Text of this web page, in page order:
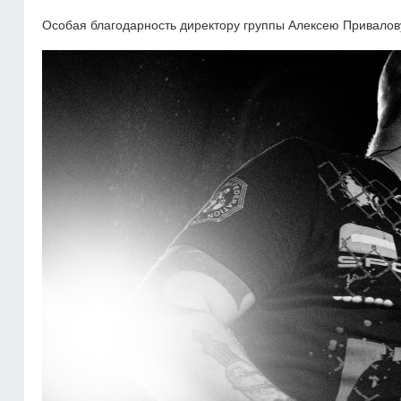
Особая благодарность директору группы Алексею